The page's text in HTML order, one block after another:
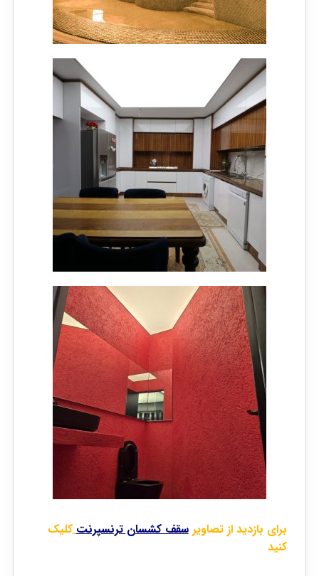
برای بازدید از تصاویرسقف کشسان ترنسپرنت کلیک
کنید